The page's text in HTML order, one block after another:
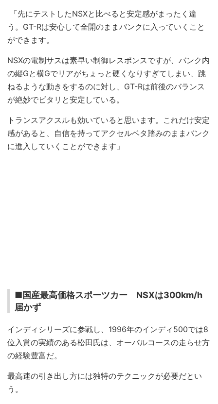
「先にテストしたNSXと比べると安定感がまったく違
う。GT-Rは安心して全開のままバンクに入っていくこと
ができます。
NSXの電制サスは素早い制御レスポンスですが、バンク内
の縦Gと横Gでリアがちょっと硬くなりすぎてしまい、跳
ねるような動きをするのに対し、GT-Rは前後のバランス
が絶妙でビタリと安定している。
トランスアクスルも効いていると思います。これだけ安定
感があると、自信を持ってアクセルベタ踏みのままバンク
に進入していくことができます」
■国産最高価格スポーツカー NSXは300km/h
届かず
インディシリーズに参戦し、1996年のインディ500では8
位入賞の実績のある松田氏は、オーバルコースの走らせ方
の経験豊富だ。
最高速の引き出し方には独特のテクニックが必要だとい
う。